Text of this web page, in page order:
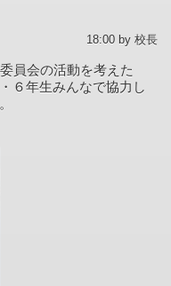
18:00 by 校長
員会の活動を考えた
６年生みんなで協力し